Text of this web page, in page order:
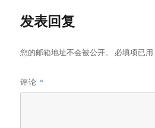
发表回复
您的邮箱地址不会被公开。 必填项已用
评论 *